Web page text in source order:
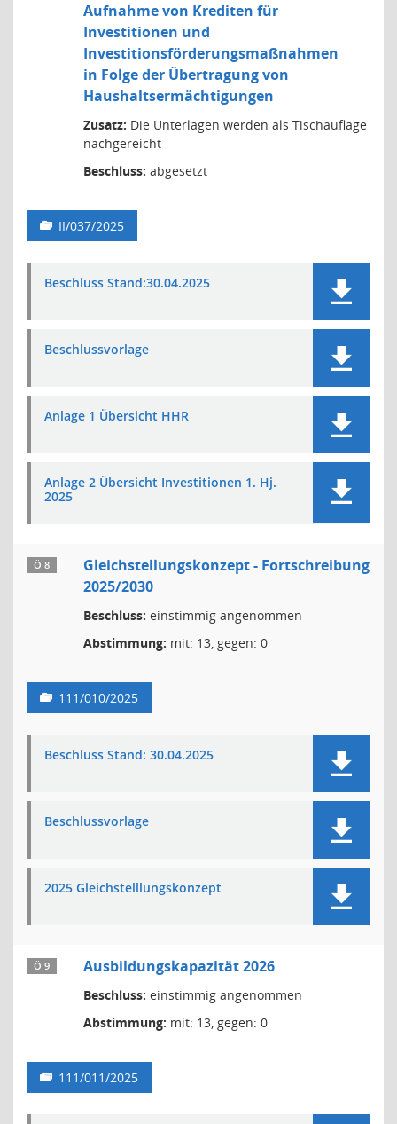
Aufnahme von Krediten für
Investitionen und
Investitionsförderungsmaßnahmen
in Folge der Übertragung von
Haushaltsermächtigungen
Zusatz: Die Unterlagen werden als Tischauflage
nachgereicht
Beschluss: abgesetzt
II/037/2025
Beschluss Stand:30.04.2025
Beschlussvorlage
Anlage 1 Übersicht HHR
Anlage 2 Übersicht Investitionen 1. Hj.
2025
Ö 8
Gleichstellungskonzept - Fortschreibung
2025/2030
Beschluss: einstimmig angenommen
Abstimmung: mit: 13, gegen: 0
111/010/2025
Beschluss Stand: 30.04.2025
Beschlussvorlage
2025 Gleichstelllungskonzept
Ö 9 Ausbildungskapazität 2026
Beschluss: einstimmig angenommen
Abstimmung: mit: 13, gegen: 0
111/011/2025